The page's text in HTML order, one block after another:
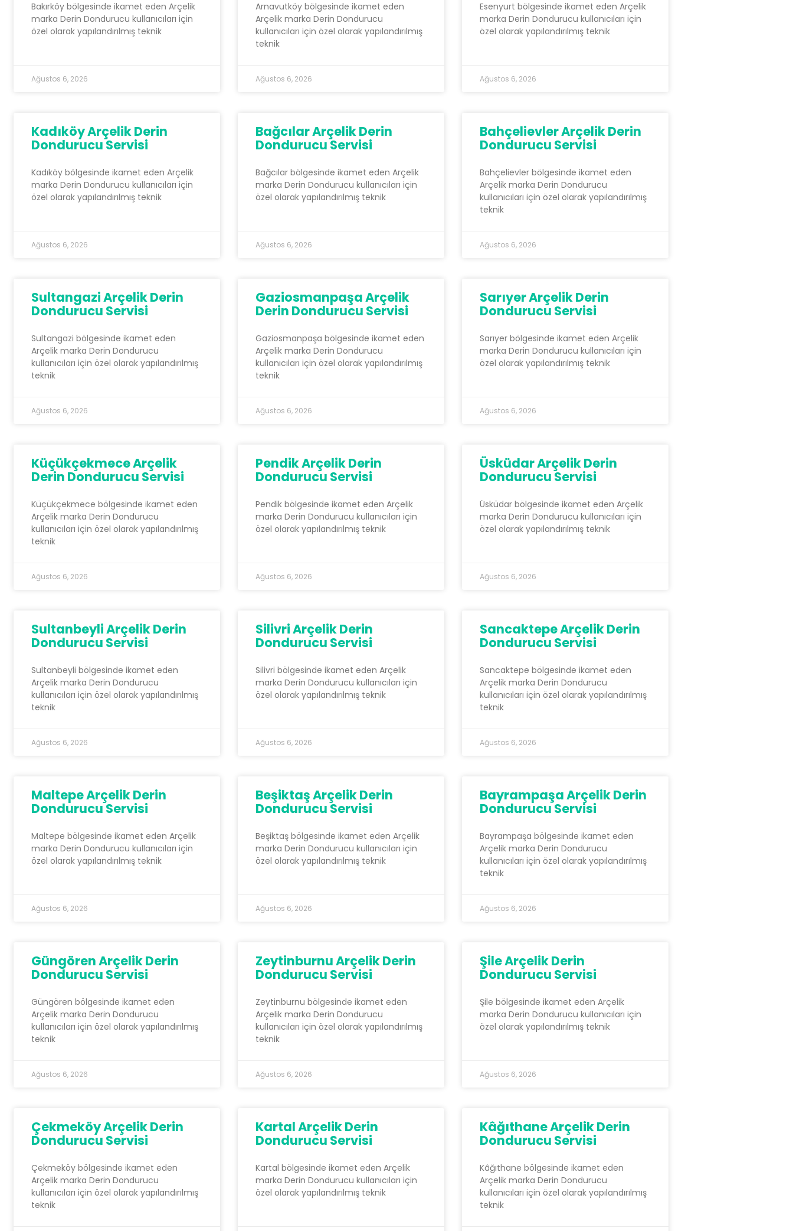
Bakırköy bölgesinde ikamet eden Arçelik
marka Derin Dondurucu kullanıcıları için
özel olarak yapılandırılmış teknik
Ağustos 6, 2026
Arnavutköy bölgesinde ikamet eden
Arçelik marka Derin Dondurucu
kullanıcıları için özel olarak yapılandırılmış
teknik
Ağustos 6, 2026
Esenyurt bölgesinde ikamet eden Arçelik
marka Derin Dondurucu kullanıcıları için
özel olarak yapılandırılmış teknik
Ağustos 6, 2026
Kadıköy Arçelik Derin
Dondurucu Servisi
Kadıköy bölgesinde ikamet eden Arçelik
marka Derin Dondurucu kullanıcıları için
özel olarak yapılandırılmış teknik
Ağustos 6, 2026
Bağcılar Arçelik Derin
Dondurucu Servisi
Bağcılar bölgesinde ikamet eden Arçelik
marka Derin Dondurucu kullanıcıları için
özel olarak yapılandırılmış teknik
Ağustos 6, 2026
Bahçelievler Arçelik Derin
Dondurucu Servisi
Bahçelievler bölgesinde ikamet eden
Arçelik marka Derin Dondurucu
kullanıcıları için özel olarak yapılandırılmış
teknik
Ağustos 6, 2026
Sultangazi Arçelik Derin
Dondurucu Servisi
Sultangazi bölgesinde ikamet eden
Arçelik marka Derin Dondurucu
kullanıcıları için özel olarak yapılandırılmış
teknik
Ağustos 6, 2026
Gaziosmanpaşa Arçelik
Derin Dondurucu Servisi
Gaziosmanpaşa bölgesinde ikamet eden
Arçelik marka Derin Dondurucu
kullanıcıları için özel olarak yapılandırılmış
teknik
Ağustos 6, 2026
Sarıyer Arçelik Derin
Dondurucu Servisi
Sarıyer bölgesinde ikamet eden Arçelik
marka Derin Dondurucu kullanıcıları için
özel olarak yapılandırılmış teknik
Ağustos 6, 2026
Küçükçekmece Arçelik
Derin Dondurucu Servisi
Küçükçekmece bölgesinde ikamet eden
Arçelik marka Derin Dondurucu
kullanıcıları için özel olarak yapılandırılmış
teknik
Ağustos 6, 2026
Pendik Arçelik Derin
Dondurucu Servisi
Pendik bölgesinde ikamet eden Arçelik
marka Derin Dondurucu kullanıcıları için
özel olarak yapılandırılmış teknik
Ağustos 6, 2026
Üsküdar Arçelik Derin
Dondurucu Servisi
Üsküdar bölgesinde ikamet eden Arçelik
marka Derin Dondurucu kullanıcıları için
özel olarak yapılandırılmış teknik
Ağustos 6, 2026
Sultanbeyli Arçelik Derin
Dondurucu Servisi
Sultanbeyli bölgesinde ikamet eden
Arçelik marka Derin Dondurucu
kullanıcıları için özel olarak yapılandırılmış
teknik
Ağustos 6, 2026
Silivri Arçelik Derin
Dondurucu Servisi
Silivri bölgesinde ikamet eden Arçelik
marka Derin Dondurucu kullanıcıları için
özel olarak yapılandırılmış teknik
Ağustos 6, 2026
Sancaktepe Arçelik Derin
Dondurucu Servisi
Sancaktepe bölgesinde ikamet eden
Arçelik marka Derin Dondurucu
kullanıcıları için özel olarak yapılandırılmış
teknik
Ağustos 6, 2026
Maltepe Arçelik Derin
Dondurucu Servisi
Maltepe bölgesinde ikamet eden Arçelik
marka Derin Dondurucu kullanıcıları için
özel olarak yapılandırılmış teknik
Ağustos 6, 2026
Beşiktaş Arçelik Derin
Dondurucu Servisi
Beşiktaş bölgesinde ikamet eden Arçelik
marka Derin Dondurucu kullanıcıları için
özel olarak yapılandırılmış teknik
Ağustos 6, 2026
Bayrampaşa Arçelik Derin
Dondurucu Servisi
Bayrampaşa bölgesinde ikamet eden
Arçelik marka Derin Dondurucu
kullanıcıları için özel olarak yapılandırılmış
teknik
Ağustos 6, 2026
Güngören Arçelik Derin
Dondurucu Servisi
Güngören bölgesinde ikamet eden
Arçelik marka Derin Dondurucu
kullanıcıları için özel olarak yapılandırılmış
teknik
Ağustos 6, 2026
Zeytinburnu Arçelik Derin
Dondurucu Servisi
Zeytinburnu bölgesinde ikamet eden
Arçelik marka Derin Dondurucu
kullanıcıları için özel olarak yapılandırılmış
teknik
Ağustos 6, 2026
Şile Arçelik Derin
Dondurucu Servisi
Şile bölgesinde ikamet eden Arçelik
marka Derin Dondurucu kullanıcıları için
özel olarak yapılandırılmış teknik
Ağustos 6, 2026
Çekmeköy Arçelik Derin
Dondurucu Servisi
Çekmeköy bölgesinde ikamet eden
Arçelik marka Derin Dondurucu
kullanıcıları için özel olarak yapılandırılmış
teknik
Kartal Arçelik Derin
Dondurucu Servisi
Kartal bölgesinde ikamet eden Arçelik
marka Derin Dondurucu kullanıcıları için
özel olarak yapılandırılmış teknik
Kâğıthane Arçelik Derin
Dondurucu Servisi
Kâğıthane bölgesinde ikamet eden
Arçelik marka Derin Dondurucu
kullanıcıları için özel olarak yapılandırılmış
teknik